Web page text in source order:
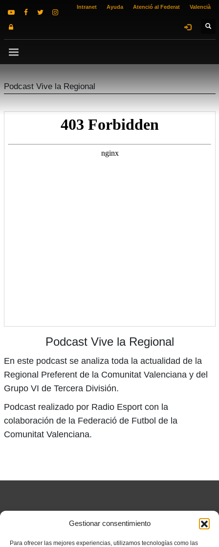
Gestionar consentimiento
Para ofrecer las mejores experiencias, utilizamos tecnologías como las
Intranet Ayuda Atenció al Federat Valencià
Podcast Vive la Regional
Podcast Vive la Regional
En este podcast se analiza toda la actualidad de la
Regional Preferent de la Comunitat Valenciana y del
Grupo VI de Tercera División.
Podcast realizado por Radio Esport con la
colaboración de la Federació de Futbol de la
Comunitat Valenciana.